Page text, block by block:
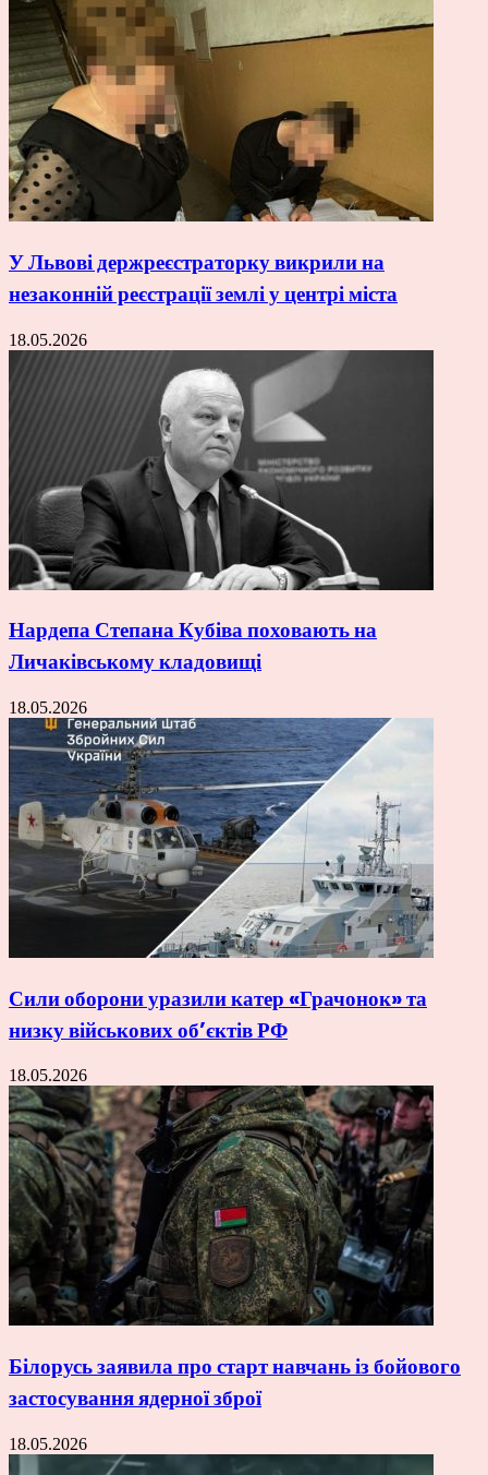
У Львові держреєстраторку викрили на
незаконній реєстрації землі у центрі міста
18.05.2026
Нардепа Степана Кубіва поховають на
Личаківському кладовищі
18.05.2026
Сили оборони уразили катер «Грачонок» та
низку військових об’єктів РФ
18.05.2026
Білорусь заявила про старт навчань із бойового
застосування ядерної зброї
18.05.2026